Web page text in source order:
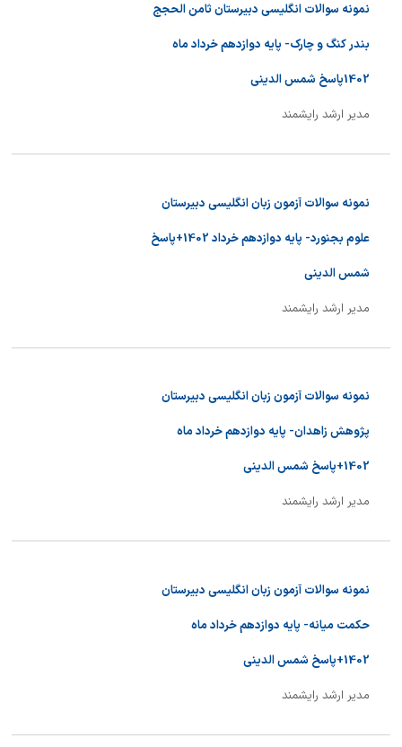
نمونه سوالات انگلیسی دبیرستان ثامن الحجج
بندر کنگ و چارک- پایه دوازدهم خرداد ماه
1402پاسخ شمس الدینی
مدیر ارشد رایشمند
نمونه سوالات آزمون زبان انگلیسی دبیرستان
علوم بجنورد- پایه دوازدهم خرداد 1402+پاسخ
شمس الدینی
مدیر ارشد رایشمند
نمونه سوالات آزمون زبان انگلیسی دبیرستان
پژوهش زاهدان- پایه دوازدهم خرداد ماه
1402+پاسخ شمس الدینی
مدیر ارشد رایشمند
نمونه سوالات آزمون زبان انگلیسی دبیرستان
حکمت میانه- پایه دوازدهم خرداد ماه
1402+پاسخ شمس الدینی
مدیر ارشد رایشمند